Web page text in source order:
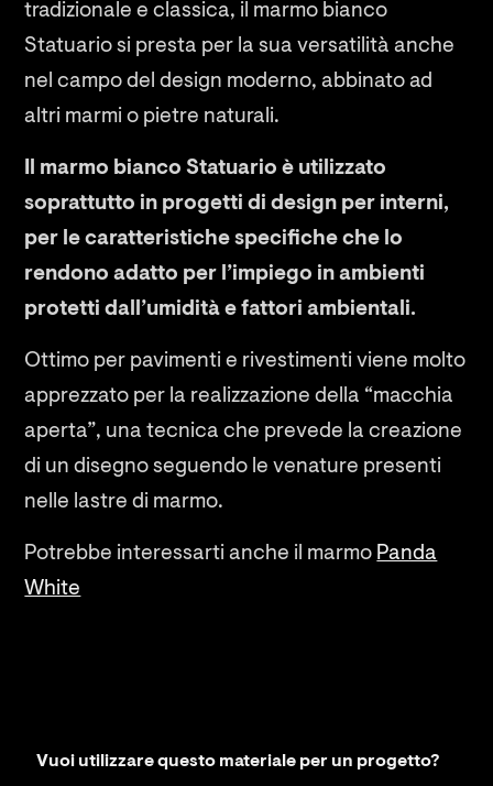
tradizionale e classica, il marmo bianco
Statuario si presta per la sua versatilità anche
nel campo del design moderno, abbinato ad
altri marmi o pietre naturali.
Il marmo bianco Statuario è utilizzato
soprattutto in progetti di design per interni,
per le caratteristiche specifiche che lo
rendono adatto per l’impiego in ambienti
protetti dall’umidità e fattori ambientali.
Ottimo per pavimenti e rivestimenti viene molto
apprezzato per la realizzazione della “macchia
aperta”, una tecnica che prevede la creazione
di un disegno seguendo le venature presenti
nelle lastre di marmo.
Potrebbe interessarti anche il marmo Panda
White
Vuoi utilizzare questo materiale per un progetto?